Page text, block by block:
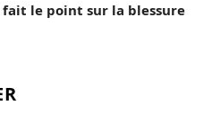
fait le point sur la blessure